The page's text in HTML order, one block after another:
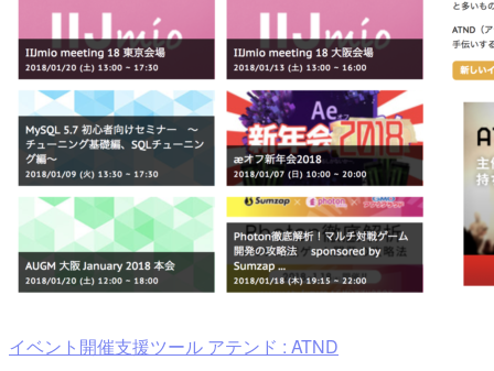
イベント開催支援ツール アテンド : ATND